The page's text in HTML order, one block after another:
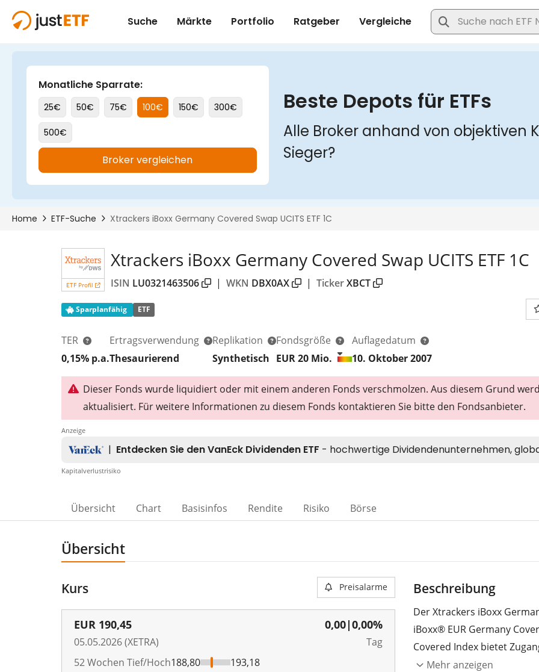
ETF Profil
Xtrackers iBoxx Germany Covered Swap UCITS ETF 1C
ISIN LU0321463506 | WKN DBX0AX | TickerXBCT
Sparplanfähig ETF
TER
0,15% p.a.
Ertragsverwendung
Thesaurierend
Replikation
Synthetisch
Fondsgröße
EUR 20 Mio.
Auflagedatum
10. Oktober 2007
Dieser Fonds wurde liquidiert oder mit einem anderen Fonds verschmolzen. Aus diesem Grund
aktualisiert. Für weitere Informationen zu diesem Fonds kontaktieren Sie bitte den Fondsanbieter.
Anzeige
Kapitalverlustrisiko
Übersicht Chart Basisinfos Rendite Risiko Börse
Übersicht
Kurs Preisalarme
EUR 190,45
05.05.2026 (XETRA)
0,00|0,00%
Tag
52 Wochen Tief/Hoch188,80
193,18
Beschreibung
Der Xtrackers iBoxx
iBoxx® EUR Germany
Covered Index bietet
(„Covered Bonds“) mit allen
Mehr anzeigen